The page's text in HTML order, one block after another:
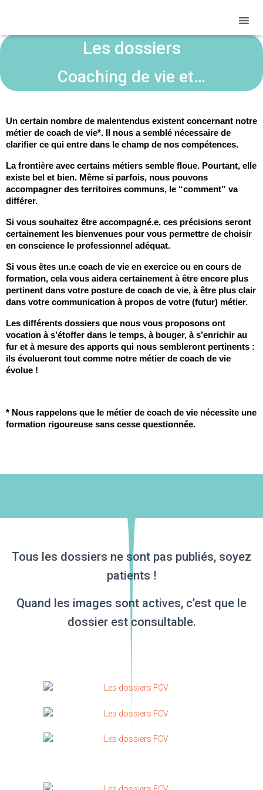
Les dossiers
Coaching de vie et…
Un certain nombre de malentendus existent concernant notre
métier de coach de vie*. Il nous a semblé nécessaire de
clarifier ce qui entre dans le champ de nos compétences.
La frontière avec certains métiers semble floue. Pourtant, elle
existe bel et bien. Même si parfois, nous pouvons
accompagner des territoires communs, le “comment” va
différer.
Si vous souhaitez être accompagné.e, ces précisions seront
certainement les bienvenues pour vous permettre de choisir
en conscience le professionnel adéquat.
Si vous êtes un.e coach de vie en exercice ou en cours de
formation, cela vous aidera certainement à être encore plus
pertinent dans votre posture de coach de vie, à être plus clair
dans votre communication à propos de votre (futur) métier.
Les différents dossiers que nous vous proposons ont
vocation à s’étoffer dans le temps, à bouger, à s’enrichir au
fur et à mesure des apports qui nous sembleront pertinents :
ils évolueront tout comme notre métier de coach de vie
évolue !
* Nous rappelons que le métier de coach de vie nécessite une
formation rigoureuse sans cesse questionnée.
Tous les dossiers ne sont pas publiés, soyez
patients !
Quand les images sont actives, c’est que le
dossier est consultable.